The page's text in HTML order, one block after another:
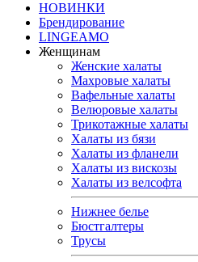
НОВИНКИ
Брендирование
LINGEAMO
Женщинам
Женские халаты
Махровые халаты
Вафельные халаты
Велюровые халаты
Трикотажные халаты
Халаты из бязи
Халаты из фланели
Халаты из вискозы
Халаты из велсофта
Нижнее белье
Бюстгалтеры
Трусы